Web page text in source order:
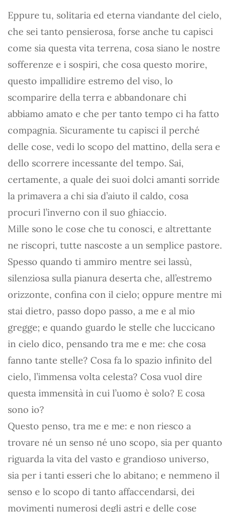
Eppure tu, solitaria ed eterna viandante del cielo,
che sei tanto pensierosa, forse anche tu capisci
come sia questa vita terrena, cosa siano le nostre
sofferenze e i sospiri, che cosa questo morire,
questo impallidire estremo del viso, lo
scomparire della terra e abbandonare chi
abbiamo amato e che per tanto tempo ci ha fatto
compagnia. Sicuramente tu capisci il perché
delle cose, vedi lo scopo del mattino, della sera e
dello scorrere incessante del tempo. Sai,
certamente, a quale dei suoi dolci amanti sorride
la primavera a chi sia d’aiuto il caldo, cosa
procuri l’inverno con il suo ghiaccio.
Mille sono le cose che tu conosci, e altrettante
ne riscopri, tutte nascoste a un semplice pastore.
Spesso quando ti ammiro mentre sei lassù,
silenziosa sulla pianura deserta che, all’estremo
orizzonte, confina con il cielo; oppure mentre mi
stai dietro, passo dopo passo, a me e al mio
gregge; e quando guardo le stelle che luccicano
in cielo dico, pensando tra me e me: che cosa
fanno tante stelle? Cosa fa lo spazio infinito del
cielo, l’immensa volta celesta? Cosa vuol dire
questa immensità in cui l’uomo è solo? E cosa
sono io?
Questo penso, tra me e me: e non riesco a
trovare né un senso né uno scopo, sia per quanto
riguarda la vita del vasto e grandioso universo,
sia per i tanti esseri che lo abitano; e nemmeno il
senso e lo scopo di tanto affaccendarsi, dei
movimenti numerosi degli astri e delle cose